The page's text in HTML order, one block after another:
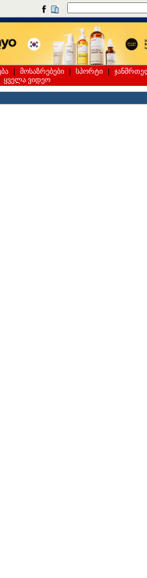
მოსაზრებები სპორტი
ყველა ვიდეო